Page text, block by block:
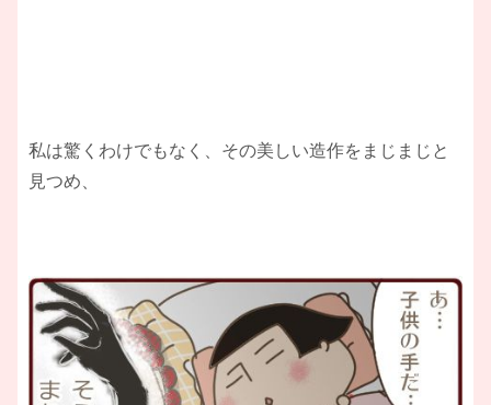
私は驚くわけでもなく、その美しい造作をまじまじと
見つめ、